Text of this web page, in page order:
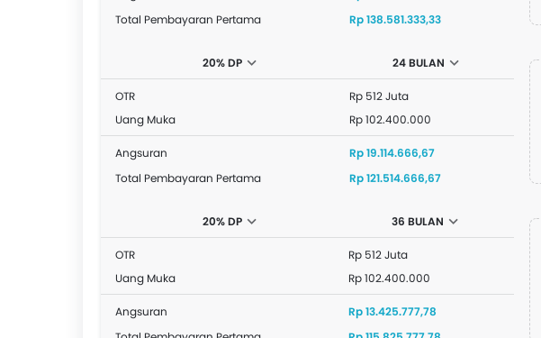
Total Pembayaran Pertama
Rp 138.581.333,33
20% DP 24 BULAN
OTR
Rp 512 Juta
Uang Muka
Rp 102.400.000
Angsuran
Rp 19.114.666,67
Total Pembayaran Pertama
Rp 121.514.666,67
20% DP 36 BULAN
OTR
Rp 512 Juta
Uang Muka
Rp 102.400.000
Angsuran
Rp 13.425.777,78